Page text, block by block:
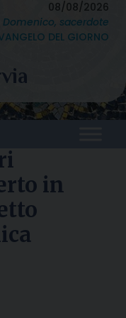
08/08/2026
Domenico, sacerdote
DEL GIORNO
in